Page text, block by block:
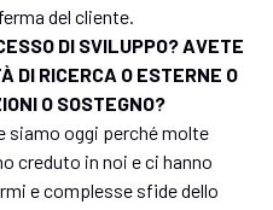
del cliente.
DI SVILUPPO? AVETE
DI RICERCA O ESTERNE O
O SOSTEGNO?
siamo oggi perché molte
creduto in noi e ci hanno
e complesse sfide dello